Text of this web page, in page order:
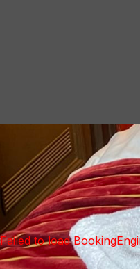
Failed to load